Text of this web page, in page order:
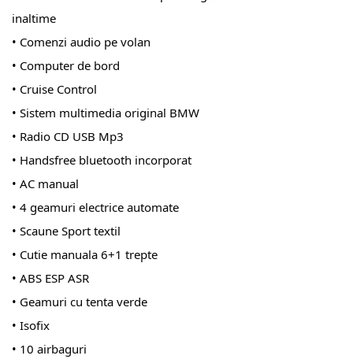
inaltime
• Comenzi audio pe volan
• Computer de bord
• Cruise Control
• Sistem multimedia original BMW
• Radio CD USB Mp3
• Handsfree bluetooth incorporat
• AC manual
• 4 geamuri electrice automate
• Scaune Sport textil
• Cutie manuala 6+1 trepte
• ABS ESP ASR
• Geamuri cu tenta verde
• Isofix
• 10 airbaguri